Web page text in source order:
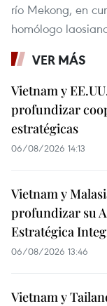
río Mekong, en
homólogo
VER MÁS
Vietnam y
profundizar
estratégicas
06/08/2026 14:13
Vietnam y
profundizar su
Estratégica
06/08/2026 13:46
Vietnam y